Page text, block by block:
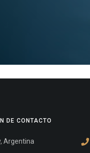
DE CONTACTO
Argentina